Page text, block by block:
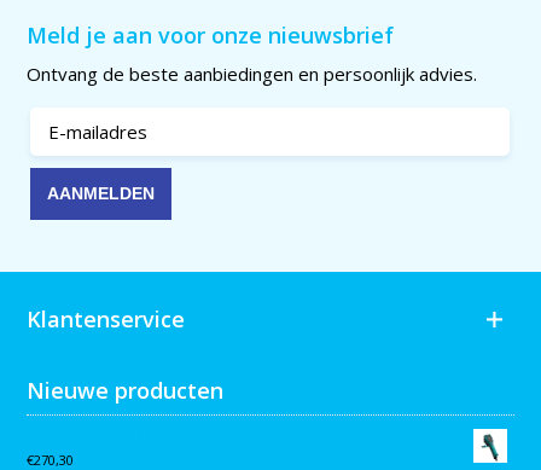
Meld je aan voor onze nieuwsbrief
Ontvang de beste aanbiedingen en persoonlijk advies.
Klantenservice
Nieuwe producten
€270,30